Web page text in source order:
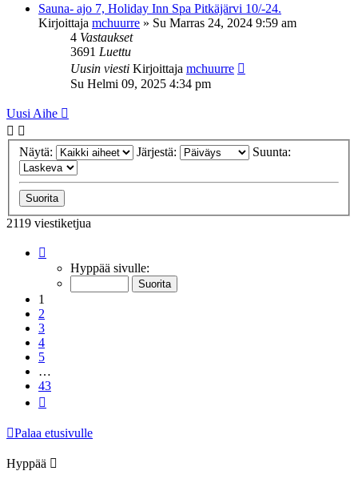
Sauna- ajo 7, Holiday Inn Spa Pitkäjärvi 10/-24.
Kirjoittaja mchuurre » Su Marras 24, 2024 9:59 am
4 Vastaukset
3691 Luettu
Uusin viesti Kirjoittaja mchuurre
Su Helmi 09, 2025 4:34 pm
Uusi Aihe
Näytä: Järjestä: Suunta:
2119 viestiketjua
43 Hyppää sivulle:
1
2
3
4
5
…
43
Palaa etusivulle
Hyppää